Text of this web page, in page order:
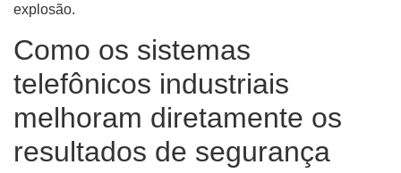
explosão.
Como os sistemas
telefônicos industriais
melhoram diretamente os
resultados de segurança